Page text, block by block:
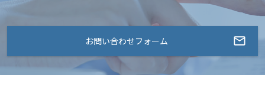
お問い合わせフォーム